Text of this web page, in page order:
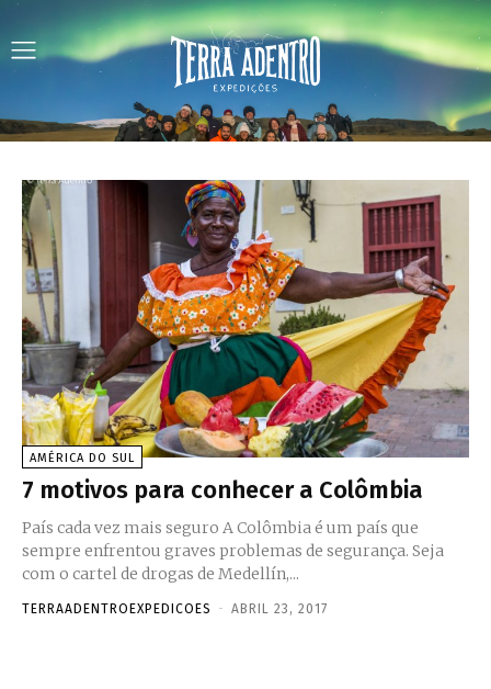
AMÉRICA DO SUL
7 motivos para conhecer a Colômbia
País cada vez mais seguro A Colômbia é um país que
sempre enfrentou graves problemas de segurança. Seja
com o cartel de drogas de Medellín,...
TERRAADENTROEXPEDICOES - ABRIL 23, 2017